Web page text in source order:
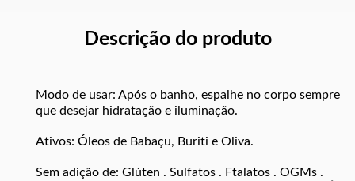
Descrição do produto
Modo de usar: Após o banho, espalhe no corpo sempre
que desejar hidratação e iluminação.
Ativos: Óleos de Babaçu, Buriti e Oliva.
Sem adição de: Glúten . Sulfatos . Ftalatos . OGMs .